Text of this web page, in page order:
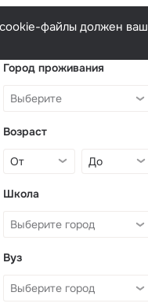
cookie-файлы должен ваш
Город проживания
Возраст
Школа
Вуз